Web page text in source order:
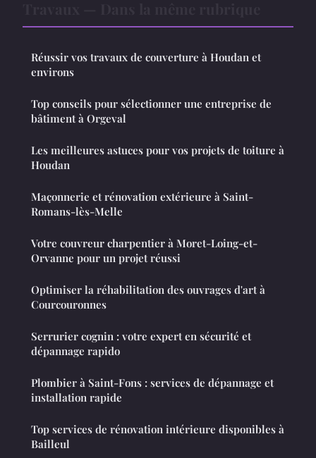
Réussir vos travaux de couverture à Houdan et
environs
Top conseils pour sélectionner une entreprise de
bâtiment à Orgeval
Les meilleures astuces pour vos projets de toiture à
Houdan
Maçonnerie et rénovation extérieure à Saint-
Romans-lès-Melle
Votre couvreur charpentier à Moret-Loing-et-
Orvanne pour un projet réussi
Optimiser la réhabilitation des ouvrages d'art à
Courcouronnes
Serrurier cognin : votre expert en sécurité et
dépannage rapido
Plombier à Saint-Fons : services de dépannage et
installation rapide
Top services de rénovation intérieure disponibles à
Bailleul